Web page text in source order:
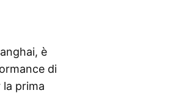
è
di
prima